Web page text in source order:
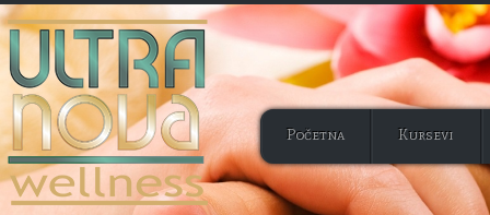
Početna Kursevi